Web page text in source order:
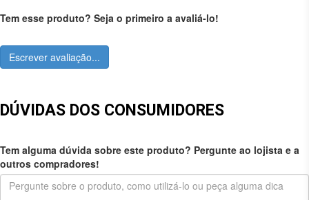
Tem esse produto? Seja o primeiro a avaliá-lo!
Escrever avaliação...
DÚVIDAS DOS CONSUMIDORES
Tem alguma dúvida sobre este produto? Pergunte ao lojista e a
outros compradores!